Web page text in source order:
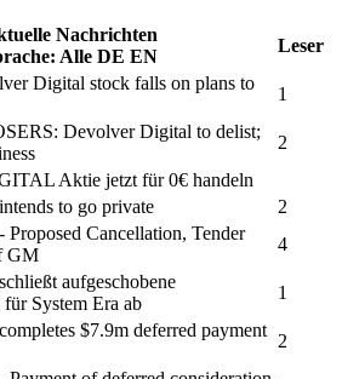
Nachrichten
Alle DE EN
Leser
Digital stock falls on plans to
1
Devolver Digital to delist;
2
Aktie jetzt für 0€ handeln
intends to go private
2
- Proposed Cancellation, Tender
GM
4
schließt aufgeschobene
System Era ab
1
completes $7.9m deferred payment
2